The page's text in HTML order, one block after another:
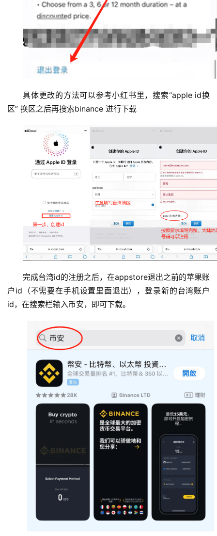
新
具体更改的方法可以参考小红书里，搜索“apple id换
区” 换区之后再搜索binance 进行下载
完成台湾id的注册之后，在appstore退出之前的苹果账
户id（不需要在手机设置里面退出），登录新的台湾账户
id，在搜索栏输入币安，即可下载。